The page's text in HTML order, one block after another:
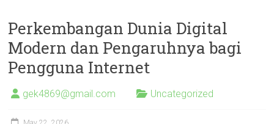
Perkembangan Dunia Digital
Modern dan Pengaruhnya bagi
Pengguna Internet
gek4869@gmail.com Uncategorized